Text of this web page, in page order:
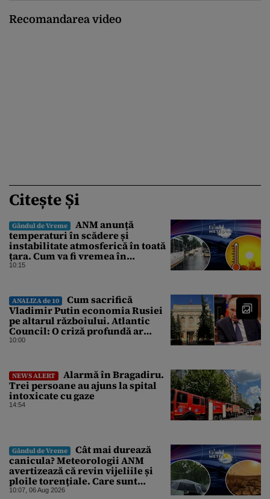
Recomandarea video
Citește Și
Gândul de Vreme
ANM anunță
temperaturi în scădere și
instabilitate atmosferică în toată
țara. Cum va fi vremea în
București și când vin vijeliile
10:15
ANALIZA de 10
Cum sacrifică
Vladimir Putin economia Rusiei
pe altarul războiului. Atlantic
Council: O criză profundă ar
putea forța Kremlinul să apeleze
10:00
NEWS ALERT
Alarmă în Bragadiru.
Trei persoane au ajuns la spital
intoxicate cu gaze
14:54
Gândul de Vreme
Cât mai durează
canicula? Meteorologii ANM
avertizează că revin vijeliile și
ploile torențiale. Care sunt
zonele vizate, începând chiar de
10:07, 06 Aug 2026